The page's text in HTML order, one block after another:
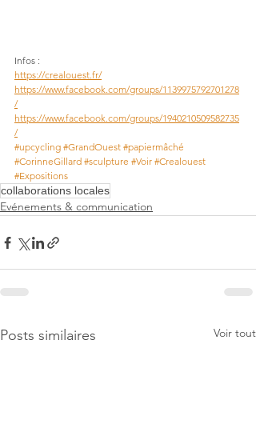
Infos :
https://crealouest.fr/
https://www.facebook.com/groups/1139975792701278
/
https://www.facebook.com/groups/1940210509582735
/
#upcycling #GrandOuest #papiermâché
#CorinneGillard #sculpture #Voir #Crealouest
#Expositions
collaborations locales
Evénements & communication
Posts similaires Voir tout